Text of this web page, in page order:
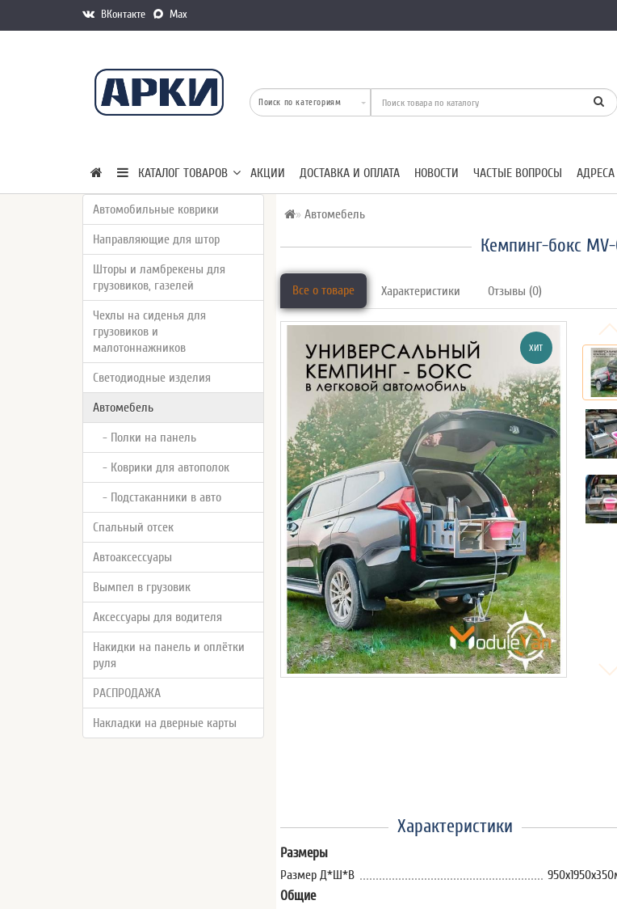
ВКонтакте Max
КАТАЛОГ ТОВАРОВ АКЦИИ ДОСТАВКА И ОПЛАТА НОВОСТИ ЧАСТЫЕ ВОПРОСЫ
Автомобильные коврики
Направляющие для штор
Шторы и ламбрекены для
грузовиков, газелей
Чехлы на сиденья для
грузовиков и
малотоннажников
Светодиодные изделия
Автомебель
- Полки на панель
- Коврики для автополок
- Подстаканники в авто
Спальный отсек
Автоаксессуары
Вымпел в грузовик
Аксессуары для водителя
Накидки на панель и оплётки
руля
РАСПРОДАЖА
Накладки на дверные карты
Автомебель
Кемпинг-бокс
Все о товаре Характеристики Отзывы (0)
ХИТ
Характеристики
Размеры
Размер Д*Ш*В
Общие